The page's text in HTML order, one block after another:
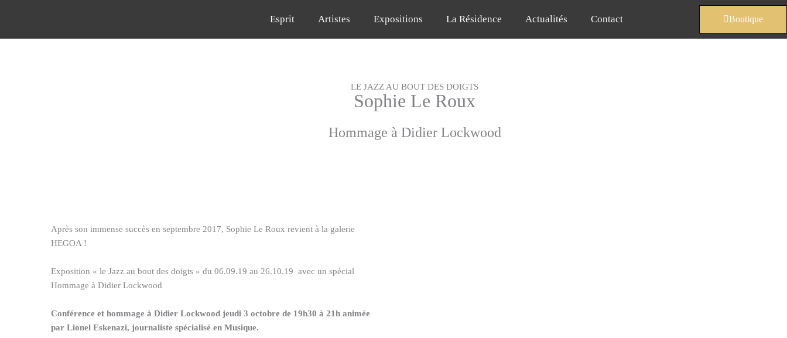
Esprit Artistes Expositions La Résidence Actualités Contact Boutique
LE JAZZ AU BOUT DES DOIGTS
Sophie Le Roux
Hommage à Didier Lockwood
Après son immense succès en septembre 2017, Sophie Le Roux revient à la galerie
HEGOA !
Exposition « le Jazz au bout des doigts » du 06.09.19 au 26.10.19 avec un spécial
Hommage à Didier Lockwood
Conférence et hommage à Didier Lockwood jeudi 3 octobre de 19h30 à 21h animée
par Lionel Eskenazi, journaliste spécialisé en Musique.